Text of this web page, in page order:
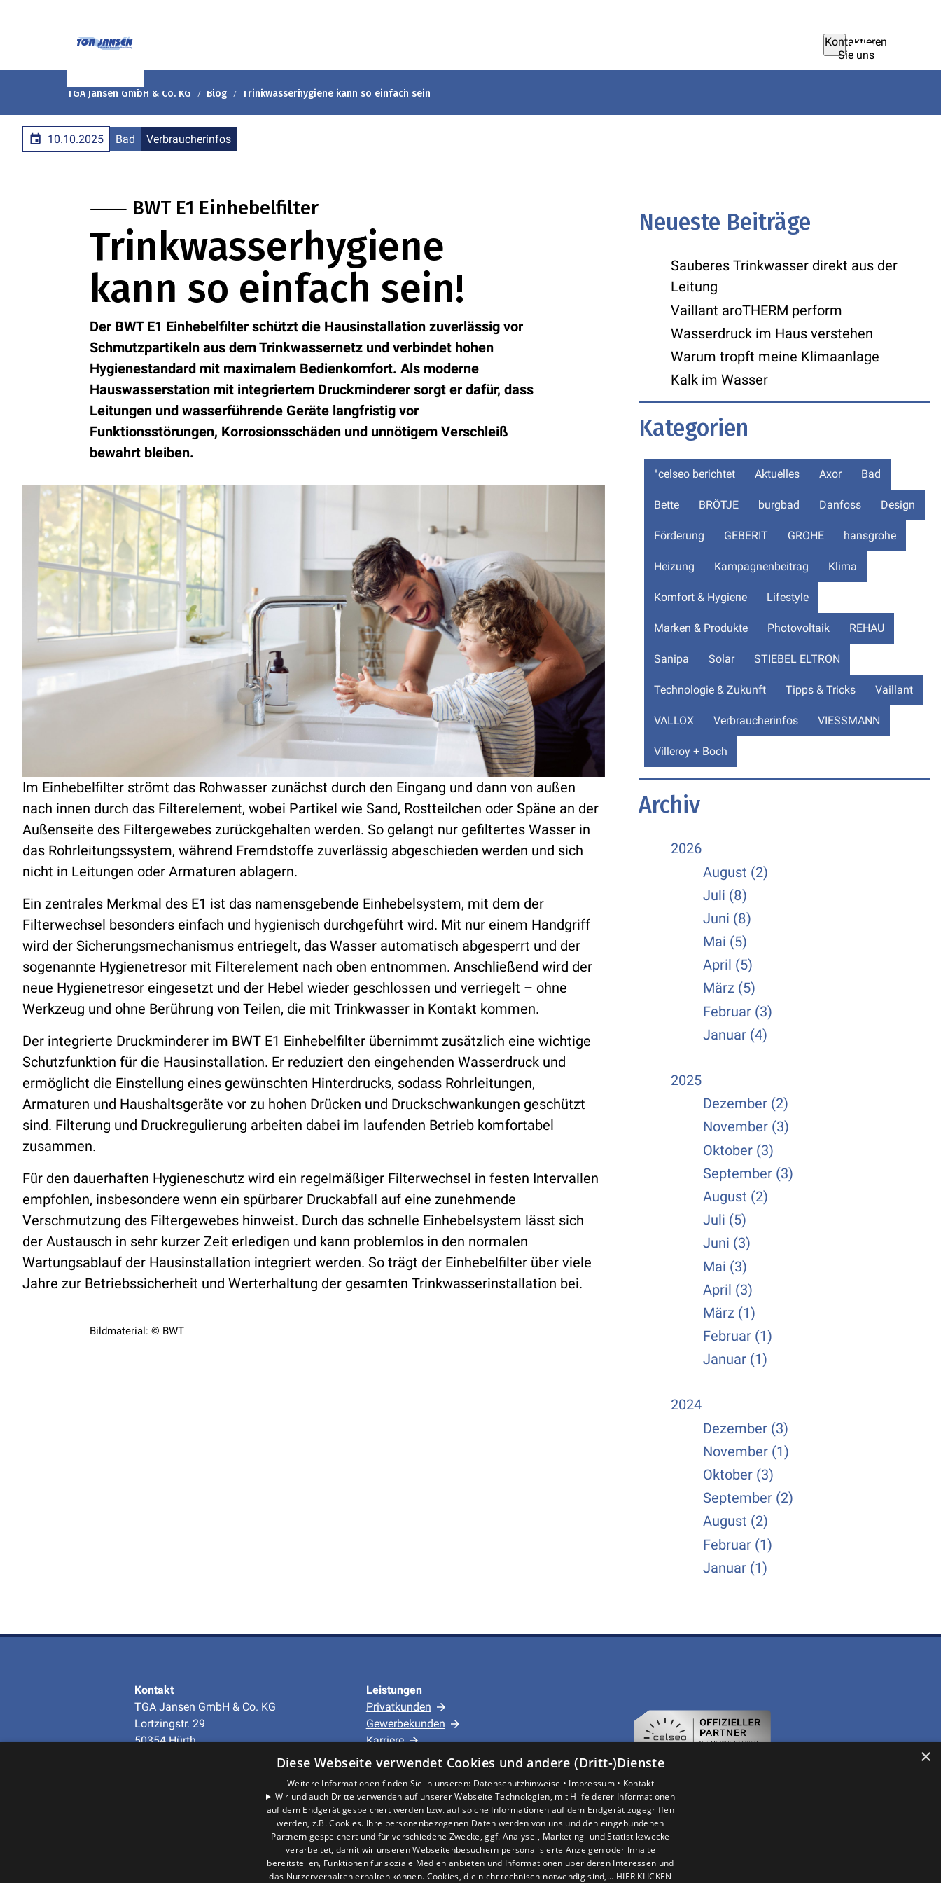
Kontaktieren
Sie uns
TGA Jansen GmbH & Co. KG Blog Trinkwasserhygiene kann so einfach sein
10.10.2025 Bad Verbraucherinfos
⸺ BWT E1 Einhebelfilter
Trinkwasserhygiene
kann so einfach sein!
Der BWT E1 Einhebelfilter schützt die Hausinstallation zuverlässig vor
Schmutzpartikeln aus dem Trinkwassernetz und verbindet hohen
Hygienestandard mit maximalem Bedienkomfort. Als moderne
Hauswasserstation mit integriertem Druckminderer sorgt er dafür, dass
Leitungen und wasserführende Geräte langfristig vor
Funktionsstörungen, Korrosionsschäden und unnötigem Verschleiß
bewahrt bleiben.
Im Einhebelfilter strömt das Rohwasser zunächst durch den Eingang und dann von außen
nach innen durch das Filterelement, wobei Partikel wie Sand, Rostteilchen oder Späne an der
Außenseite des Filtergewebes zurückgehalten werden. So gelangt nur gefiltertes Wasser in
das Rohrleitungssystem, während Fremdstoffe zuverlässig abgeschieden werden und sich
nicht in Leitungen oder Armaturen ablagern.
Ein zentrales Merkmal des E1 ist das namensgebende Einhebelsystem, mit dem der
Filterwechsel besonders einfach und hygienisch durchgeführt wird. Mit nur einem Handgriff
wird der Sicherungsmechanismus entriegelt, das Wasser automatisch abgesperrt und der
sogenannte Hygienetresor mit Filterelement nach oben entnommen. Anschließend wird der
neue Hygienetresor eingesetzt und der Hebel wieder geschlossen und verriegelt – ohne
Werkzeug und ohne Berührung von Teilen, die mit Trinkwasser in Kontakt kommen.
Der integrierte Druckminderer im BWT E1 Einhebelfilter übernimmt zusätzlich eine wichtige
Schutzfunktion für die Hausinstallation. Er reduziert den eingehenden Wasserdruck und
ermöglicht die Einstellung eines gewünschten Hinterdrucks, sodass Rohrleitungen,
Armaturen und Haushaltsgeräte vor zu hohen Drücken und Druckschwankungen geschützt
sind. Filterung und Druckregulierung arbeiten dabei im laufenden Betrieb komfortabel
zusammen.
Für den dauerhaften Hygieneschutz wird ein regelmäßiger Filterwechsel in festen Intervallen
empfohlen, insbesondere wenn ein spürbarer Druckabfall auf eine zunehmende
Verschmutzung des Filtergewebes hinweist. Durch das schnelle Einhebelsystem lässt sich
der Austausch in sehr kurzer Zeit erledigen und kann problemlos in den normalen
Wartungsablauf der Hausinstallation integriert werden. So trägt der Einhebelfilter über viele
Jahre zur Betriebssicherheit und Werterhaltung der gesamten Trinkwasserinstallation bei.
Bildmaterial: © BWT
Neueste Beiträge
Sauberes Trinkwasser direkt aus der
Leitung
Vaillant aroTHERM perform
Wasserdruck im Haus verstehen
Warum tropft meine Klimaanlage
Kalk im Wasser
Kategorien
°celseo berichtet Aktuelles Axor Bad
Bette BRÖTJE burgbad Danfoss Design
Förderung GEBERIT GROHE hansgrohe
Heizung Kampagnenbeitrag Klima
Komfort & Hygiene Lifestyle
Marken & Produkte Photovoltaik REHAU
Sanipa Solar STIEBEL ELTRON
Technologie & Zukunft Tipps & Tricks Vaillant
VALLOX Verbraucherinfos VIESSMANN
Villeroy + Boch
Archiv
2026
August (2)
Juli (8)
Juni (8)
Mai (5)
April (5)
März (5)
Februar (3)
Januar (4)
2025
Dezember (2)
November (3)
Oktober (3)
September (3)
August (2)
Juli (5)
Juni (3)
Mai (3)
April (3)
März (1)
Februar (1)
Januar (1)
2024
Dezember (3)
November (1)
Oktober (3)
September (2)
August (2)
Februar (1)
Januar (1)
Kontakt
TGA Jansen GmbH & Co. KG
Lortzingstr. 29
50354 Hürth
+49 (0)2233-97938-0
Leistungen
Privatkunden
Gewerbekunden
Karriere
Unternehmen
Standort
Hürth
×
Diese Webseite verwendet Cookies und andere (Dritt-)Dienste
Weitere Informationen finden Sie in unseren: Datenschutzhinweise • Impressum • Kontakt
Wir und auch Dritte verwenden auf unserer Webseite Technologien, mit Hilfe derer Informationen
auf dem Endgerät gespeichert werden bzw. auf solche Informationen auf dem Endgerät zugegriffen
werden, z.B. Cookies. Ihre personenbezogenen Daten werden von uns und den eingebundenen
Partnern gespeichert und für verschiedene Zwecke, ggf. Analyse-, Marketing- und Statistikzwecke
verarbeitet, damit wir unseren Webseitenbesuchern personalisierte Anzeigen oder Inhalte
bereitstellen, Funktionen für soziale Medien anbieten und Informationen über deren Interessen und
das Nutzerverhalten erhalten können. Cookies, die nicht technisch-notwendig sind,... HIER KLICKEN